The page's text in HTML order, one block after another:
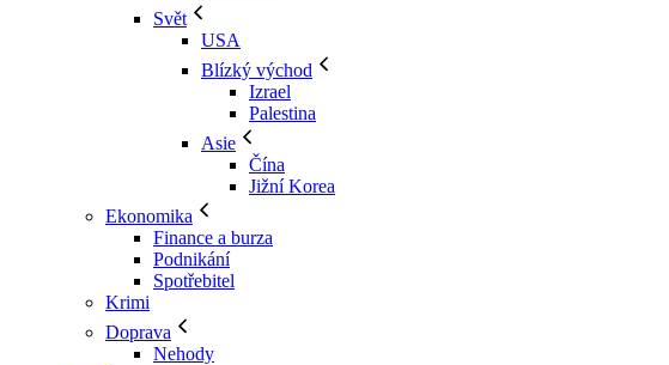
Svět
USA
Blízký východ
Izrael
Palestina
Asie
Čína
Jižní Korea
Ekonomika
Finance a burza
Podnikání
Spotřebitel
Krimi
Doprava
Nehody